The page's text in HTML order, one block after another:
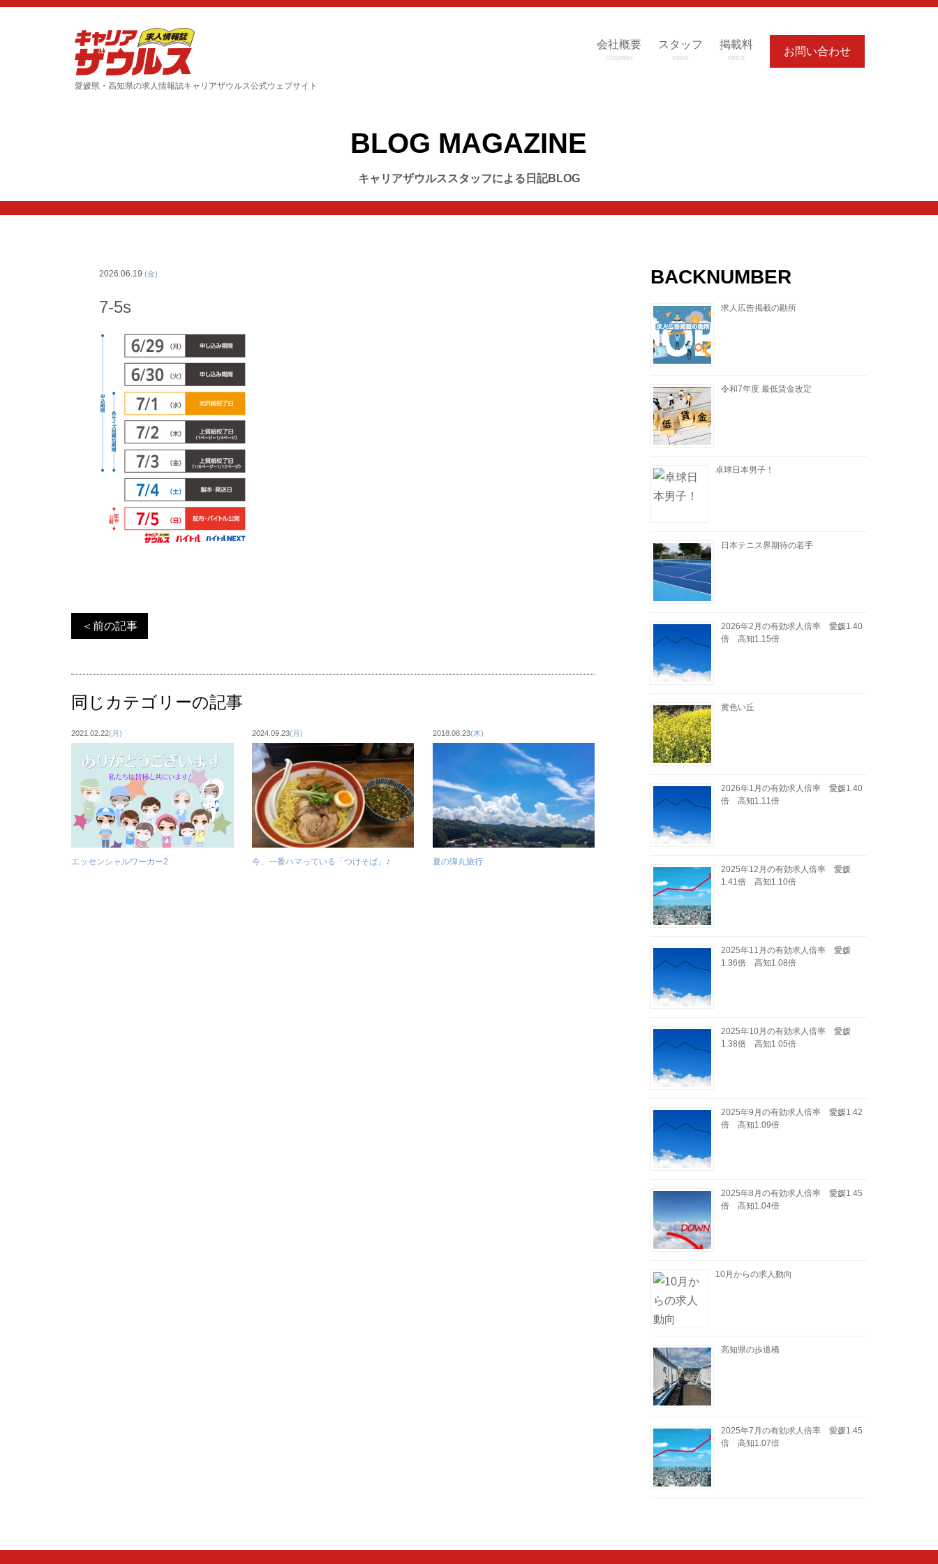
愛媛県・高知県の求人情報誌キャリアザウルス公式ウェブサイト
会社概要
COMPANY
スタッフ
STAFF
掲載料
PRICE
お問い合わせ
BLOG MAGAZINE
キャリアザウルススタッフによる日記BLOG
2026.06.19 (金)
7-5s
＜前の記事
同じカテゴリーの記事
2021.02.22(月)
エッセンシャルワーカー2
2024.09.23(月)
今、一番ハマっている「つけそば」♪
2018.08.23(木)
夏の弾丸旅行
BACKNUMBER
求人広告掲載の勘所
令和7年度 最低賃金改定
卓球日本男子！
日本テニス界期待の若手
2026年2月の有効求人倍率 愛媛1.40
倍 高知1.15倍
黄色い丘
2026年1月の有効求人倍率 愛媛1.40
倍 高知1.11倍
2025年12月の有効求人倍率 愛媛
1.41倍 高知1.10倍
2025年11月の有効求人倍率 愛媛
1.36倍 高知1.08倍
2025年10月の有効求人倍率 愛媛
1.38倍 高知1.05倍
2025年9月の有効求人倍率 愛媛1.42
倍 高知1.09倍
2025年8月の有効求人倍率 愛媛1.45
倍 高知1.04倍
10月からの求人動向
高知県の歩道橋
2025年7月の有効求人倍率 愛媛1.45
倍 高知1.07倍